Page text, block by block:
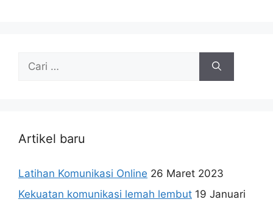
Cari
Artikel baru
Latihan Komunikasi Online 26 Maret 2023
Kekuatan komunikasi lemah lembut 19 Januari